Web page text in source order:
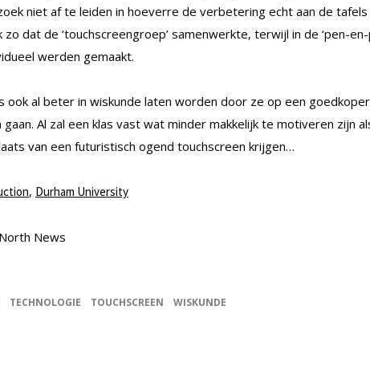
niet af te leiden in hoeverre de verbetering echt aan de
zo dat de ‘touchscreengroep’ samenwerkte, terwijl in de ‘pen-
werden gemaakt.
ook al beter in wiskunde laten worden door ze op een
Al zal een klas vast wat minder makkelijk te motiveren zijn
van een futuristisch ogend touchscreen krijgen…
, Durham University
News
TECHNOLOGIE TOUCHSCREEN WISKUNDE